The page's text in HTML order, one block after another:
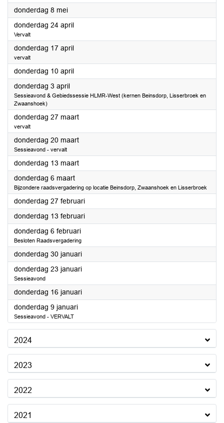
donderdag 8 mei2025
donderdag 24 april2025
Vervalt
donderdag 17 april2025
vervalt
donderdag 10 april2025
donderdag 3 april2025
Sessieavond & Gebiedssessie HLMR-West (kernen Beinsdorp, Lisserbroek en
Zwaanshoek)
donderdag 27 maart2025
vervalt
donderdag 20 maart2025
Sessieavond - vervalt
donderdag 13 maart2025
donderdag 6 maart2025
Bijzondere raadsvergadering op locatie Beinsdorp, Zwaanshoek en Lisserbroek
donderdag 27 februari2025
donderdag 13 februari2025
donderdag 6 februari2025
Besloten Raadsvergadering
donderdag 30 januari2025
donderdag 23 januari2025
Sessieavond
donderdag 16 januari2025
donderdag 9 januari2025
Sessieavond - VERVALT
2024
2023
2022
2021